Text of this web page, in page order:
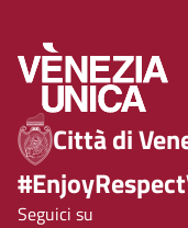
Città di
Seguici su